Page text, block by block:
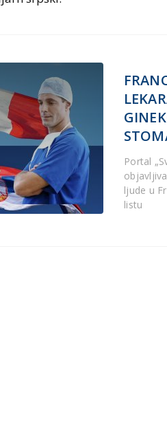
Portal
ljude u
listu